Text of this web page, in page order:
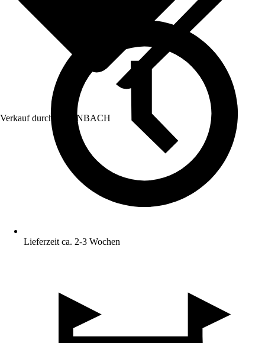
Verkauf durch: HORNBACH
Lieferzeit ca. 2-3 Wochen